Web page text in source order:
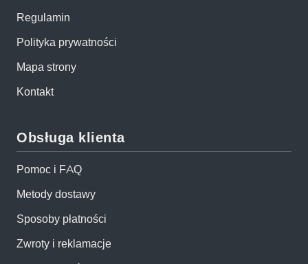
Regulamin
Polityka prywatności
Mapa strony
Kontakt
Obsługa klienta
Pomoc i FAQ
Metody dostawy
Sposoby płatności
Zwroty i reklamacje